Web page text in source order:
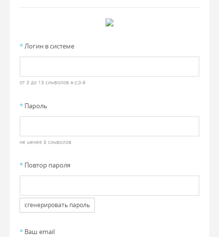
*Логин в системе
от 3 до 13 символов a-z,0-9
* Пароль
не менее 8 символов
* Повтор пароля
сгенерировать пароль
* Ваш email